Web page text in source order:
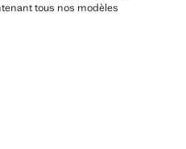
tous nos modèles